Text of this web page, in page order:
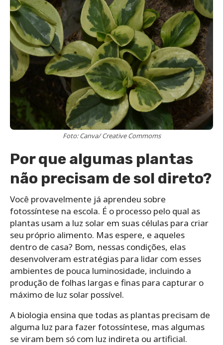
Foto: Canva/ Creative Commoms
Por que algumas plantas
não precisam de sol direto?
Você provavelmente já aprendeu sobre
fotossíntese na escola. É o processo pelo qual as
plantas usam a luz solar em suas células para criar
seu próprio alimento. Mas espere, e aqueles
dentro de casa? Bom, nessas condições, elas
desenvolveram estratégias para lidar com esses
ambientes de pouca luminosidade, incluindo a
produção de folhas largas e finas para capturar o
máximo de luz solar possível.
A biologia ensina que todas as plantas precisam de
alguma luz para fazer fotossíntese, mas algumas
se viram bem só com luz indireta ou artificial.